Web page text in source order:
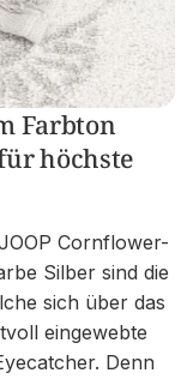
Farbton
höchste
Cornflower-
Silber sind die
sich über das
eingewebte
Denn